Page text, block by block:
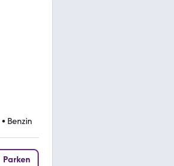
• Benzin
Parken